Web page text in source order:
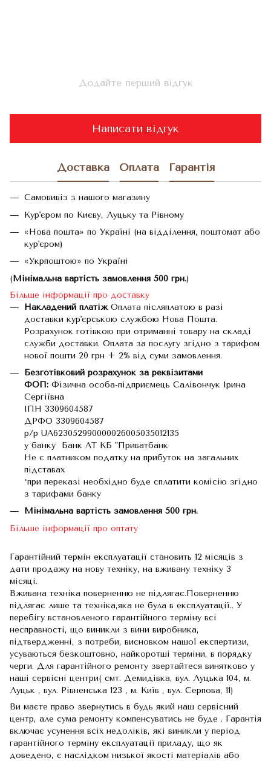
Додайте перший відгук
Написати відгук
Доставка Оплата Гарантія
Самовивіз з нашого магазину
Кур'єром по Києву, Луцьку та Рівному
«Нова пошта» по Україні (на відділення, поштомат або
кур'єром)
«Укрпоштою» по Україні
(Мінімальна вартість замовлення 500 грн.)
Більше інформації про доставку
Накладений платіжОплата післяплатою в разі
доставки кур'єрською службою Нова Пошта.
Розрахунок готівкою при отриманні товару на складі
служби доставки. Оплата за послугу згідно з тарифом
нової пошти 20 грн + 2% від суми замовлення.
Безготівковий розрахунок за реквізитами
ФОП: Фізична особа-підприємець Салівончук Ірина
Сергіївна
ІПН 3309604587
ДРФО 3309604587
р/р UA623052990000026005035012135
у банку Банк АТ КБ "Приватбанк
Не є платником податку на прибуток на загальних
підставах
*при переказі необхідно буде сплатити комісію згідно
з тарифами банку
Мінімальна вартість замовлення 500 грн.
Більше інформації про оптату
Гарантійний термін експлуатації становить 12 місяців з
дати продажу на нову техніку, на вживану техніку 3
місяці.
Вживана техніка поверненню не підлягає.Поверненню
підлягає лише та техніка,яка не була в експлуатації.. У
перебігу встановленого гарантійного терміну всі
несправності, що виникли з вини виробника,
підтвердженні, з потреби, висновком нашої експертизи,
усуваються безкоштовно, найкоротші терміни, в порядку
черги. Для гарантійного ремонту звертайтеся винятково у
наші сервісні центри( смт. Демидівка, вул. Луцька 104, м.
Луцьк , вул. Рівненська 123 , м. Київ , вул. Серпова, 11)
Ви маєте право звернутись в будь який наш сервісний
центр, але сума ремонту компенсуватись не буде . Гарантія
включає усунення всіх недоліків, які виникли у період
гарантійного терміну експлуатації приладу, що як
доведено, є наслідком низької якості матеріалів або